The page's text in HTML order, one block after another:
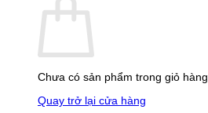
Chưa có sản phẩm trong giỏ hàng.
Quay trở lại cửa hàng